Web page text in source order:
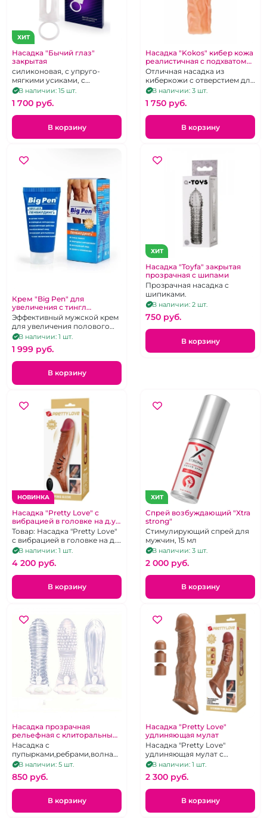
ХИТ
Насадка "Бычий глаз"
закрытая
силиконовая, с упруго-
мягкими усиками, с
подхватом мошонки
В наличии: 15 шт.
1 700 pуб.
В корзину
Насадка "Kokos" кибер кожа
реалистичная с подхватом
для мошонки
Отличная насадка из
киберкожи с отверстием для
мошонки.
В наличии: 3 шт.
1 750 pуб.
В корзину
Крем "Big Pen" для
увеличения с тингл
эффектом
Эффективный мужской крем
для увеличения полового
члена с Tingle-эффектом, 25г
В наличии: 1 шт.
1 999 pуб.
В корзину
ХИТ
Насадка "Toyfa" закрытая
прозрачная с шипами
Прозрачная насадка с
шипиками.
В наличии: 2 шт.
750 pуб.
В корзину
НОВИНКА
Насадка "Pretty Love" с
вибрацией в головке на д.у
пульте
Товар: Насадка "Pretty Love"
с вибрацией в головке на д.у
пульте
В наличии: 1 шт.
4 200 pуб.
В корзину
ХИТ
Спрей возбуждающий "Xtra
strong"
Стимулирующий спрей для
мужчин, 15 мл
В наличии: 3 шт.
2 000 pуб.
В корзину
Насадка прозрачная
рельефная с клиторальным
стимулятором, рельеф в
ассортименте
Насадка с
пупырками,ребрами,волнами
в ассортименте
В наличии: 5 шт.
850 pуб.
В корзину
Насадка "Pretty Love"
удлиняющая мулат
Насадка "Pretty Love"
удлиняющая мулат с
отверстием для мошонки
В наличии: 1 шт.
2 300 pуб.
В корзину